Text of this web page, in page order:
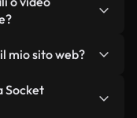
relativi a Socket
etichettato,
mio sito web?
per il web,
Socket